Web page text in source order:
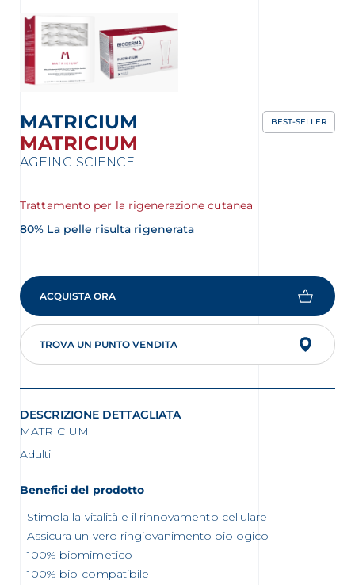
MATRICIUM
MATRICIUM
BEST-SELLER
AGEING SCIENCE
Trattamento per la rigenerazione cutanea
80% La pelle risulta rigenerata
ACQUISTA ORA
TROVA UN PUNTO VENDITA
DESCRIZIONE DETTAGLIATA
MATRICIUM
Adulti
Benefici del prodotto
Stimola la vitalità e il rinnovamento cellulare
Assicura un vero ringiovanimento biologico
100% biomimetico
100% bio-compatibile